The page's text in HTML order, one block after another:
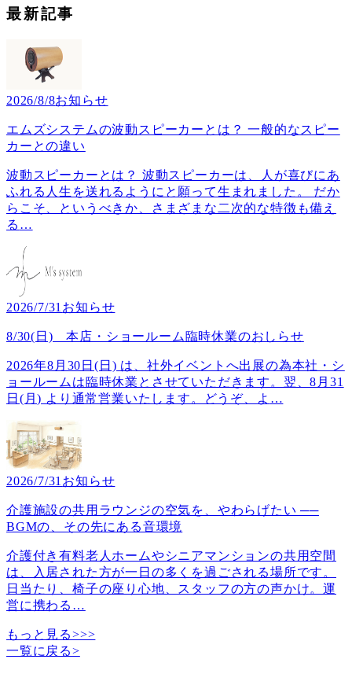
最新記事
2026/8/8お知らせ
エムズシステムの波動スピーカーとは？ 一般的なスピー
カーとの違い
波動スピーカーとは？ 波動スピーカーは、人が喜びにあ
ふれる人生を送れるようにと願って生まれました。 だか
らこそ、というべきか、さまざまな二次的な特徴も備え
る …
2026/7/31 お知らせ
8/30(日) 本店・ショールーム臨時休業のおしらせ
2026年8月30日(日) は、社外イベントへ出展の為本社・シ
ョールームは臨時休業とさせていただきます。翌、8月31
日(月) より通常営業いたします。どうぞ、よ …
2026/7/31 お知らせ
介護施設の共用ラウンジの空気を、やわらげたい ──
BGMの、その先にある音環境
介護付き有料老人ホームやシニアマンションの共用空間
は、入居された方が一日の多くを過ごされる場所です。
日当たり、椅子の座り心地、スタッフの方の声かけ。運
営に携わる …
もっと見る>>>
一覧に戻る>